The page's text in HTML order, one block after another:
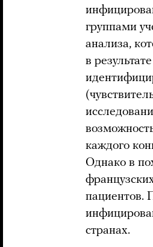
группами
анализа,
в
каждого
Однако в
пациентов.
странах.